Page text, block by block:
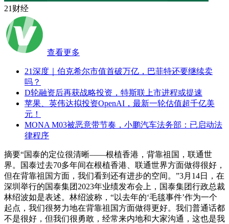
21财经
查看更多
21深度｜伯克希尔市值首破万亿，巴菲特还要继续卖
吗？
D轮融资后再获战略投资，特斯联上市进程或提速
苹果、英伟达拟投资OpenAI，最新一轮估值超千亿美
元！
MONA M03被恶意带节奏，小鹏汽车法务部：已启动法
律程序
摘要“国泰的定位很清晰——根植香港，背靠祖国，联通世
界。国泰过去70多年间在根植香港、联通世界方面做得很好，
但在背靠祖国方面，我们看到还有进步的空间。”3月14日，在
深圳举行的国泰集团2023年业绩发布会上，国泰集团行政总裁
林绍波如是表述。林绍波称，“以去年的‘毛毯事件’作为一个
起点，我们很努力地在背靠祖国方面做得更好。我们普通话都
不是很好，但我们很勇敢，经常来内地和大家沟通，这也是我